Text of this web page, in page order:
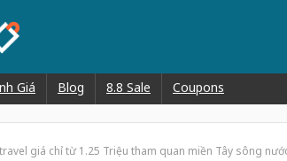
Giá Blog 8.8 Sale Coupons
giá chỉ từ 1.25 Triệu tham quan miền Tây sông